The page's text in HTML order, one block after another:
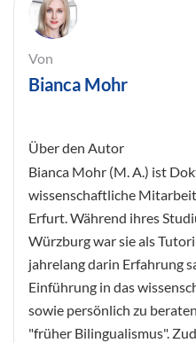
Von
Bianca Mohr
Über den Autor
Bianca Mohr (M. A.) ist
wissenschaftliche
Erfurt. Während ihres
Würzburg war sie als
jahrelang darin Erfahrung
Einführung in das
sowie persönlich zu
"früher Bilingualismus".